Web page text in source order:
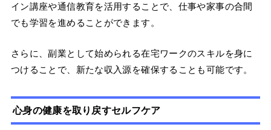
イン講座や通信教育を活用することで、仕事や家事の合間
でも学習を進めることができます。
さらに、副業として始められる在宅ワークのスキルを身に
つけることで、新たな収入源を確保することも可能です。
心身の健康を取り戻すセルフケア